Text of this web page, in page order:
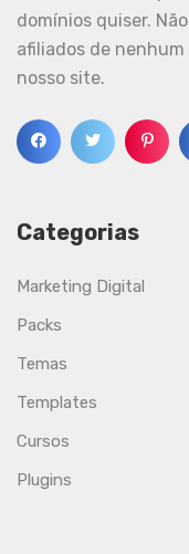
domínios quiser.
afiliados de
nosso site.
Categorias
Marketing Digital
Packs
Temas
Templates
Cursos
Plugins